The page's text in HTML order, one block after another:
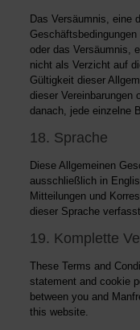
Das Versäumnis, eine
oder das Versäumnis,
nicht als Verzicht auf
Gültigkeit dieser
dieser Vereinbarungen
danach, jede einzelne
18. Sprache
Diese Allgemeinen
ausschließlich in
Mitteilungen und
dieser Sprache
19. Komplette
These Terms and
statementand cookie
between you and
this website.